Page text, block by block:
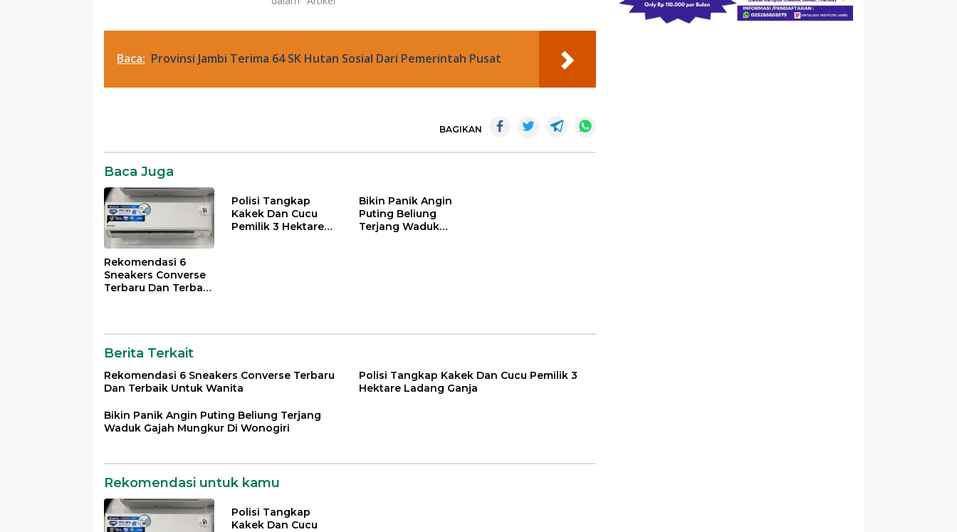
Baca: Provinsi Jambi Terima 64 SK Hutan Sosial Dari Pemerintah Pusat
Komentar
BAGIKAN
Baca Juga
Rekomendasi 6
Sneakers Converse
Terbaru Dan Terbaik
Polisi Tangkap
Kakek Dan Cucu
Pemilik 3 Hektare
Bikin Panik Angin
Puting Beliung
Terjang Waduk
Berita Terkait
Rekomendasi 6 Sneakers Converse Terbaru
Dan Terbaik Untuk Wanita
Polisi Tangkap Kakek Dan Cucu Pemilik 3
Hektare Ladang Ganja
Bikin Panik Angin Puting Beliung Terjang
Waduk Gajah Mungkur Di Wonogiri
Rekomendasi untuk kamu
Polisi Tangkap
Kakek Dan Cucu